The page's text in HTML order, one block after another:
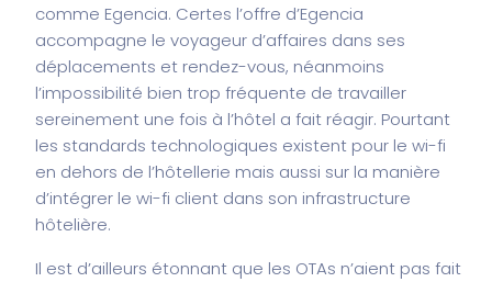
comme Egencia. Certes l’offre d’Egencia
accompagne le voyageur d’affaires dans ses
déplacements et rendez-vous, néanmoins
l’impossibilité bien trop fréquente de travailler
sereinement une fois à l’hôtel a fait réagir. Pourtant
les standards technologiques existent pour le wi-fi
en dehors de l’hôtellerie mais aussi sur la manière
d’intégrer le wi-fi client dans son infrastructure
hôtelière.
Il est d’ailleurs étonnant que les OTAs n’aient pas fait